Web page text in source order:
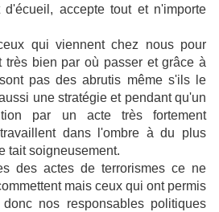
accepte tout et n'importe
qui viennent chez nous pour
très bien par où passer et grâce à
pas des abrutis même s'ils le
une stratégie et pendant qu'un
par un acte très fortement
dans l'ombre à du plus
tait soigneusement.
des actes de terrorismes ce ne
mais ceux qui ont permis
nos responsables politiques